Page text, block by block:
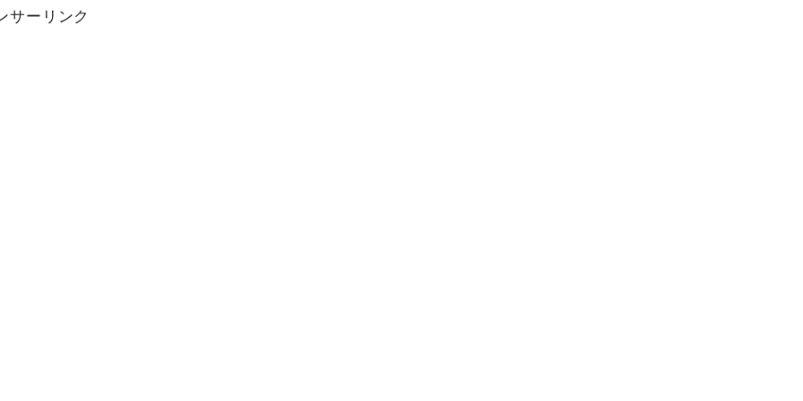
サーリンク